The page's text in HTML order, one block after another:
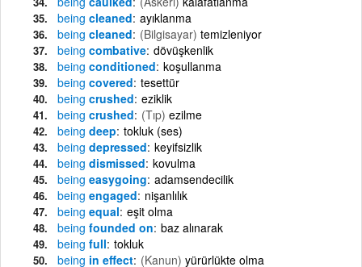
being cleaned ayıklanma
being cleaned (Bilgisayar) temizleniyor
being combative dövüşkenlik
being conditioned koşullanma
being covered tesettür
being crushed eziklik
being crushed (Tıp) ezilme
being deep tokluk (ses)
being depressed keyifsizlik
being dismissed kovulma
being easygoing adamsendecilik
being engaged nişanlılık
being equal eşit olma
being founded on baz alınarak
being full tokluk
being in effect (Kanun) yürürlükte olma